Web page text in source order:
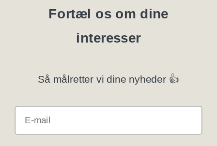
Blanketter
Privatlivspolitik
Få rabat som DKK medlem
Fortæl os om dine
interesser
Så målretter vi dine nyheder 👍
E-mail